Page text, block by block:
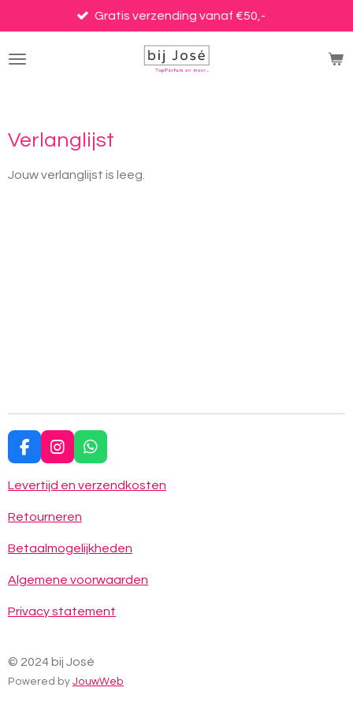
direct
naar
Gratis verzending vanaf €50,-
Verlanglijst
Jouw verlanglijst is leeg.
F
a
c
b
o
k
I
n
s
a
a
W
h
a
p
p
Levertijd en verzendkosten
Retourneren
Betaalmogelijkheden
Algemene voorwaarden
Privacy statement
© 2024 bij José
Powered by JouwWeb